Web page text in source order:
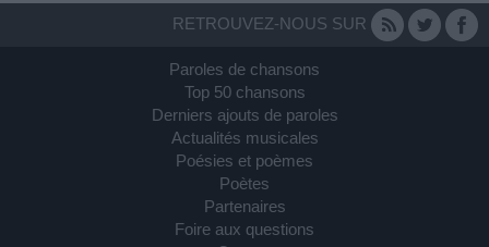
RETROUVEZ-NOUS SUR
Paroles de chansons
Top 50 chansons
Derniers ajouts de paroles
Actualités musicales
Poésies et poèmes
Poètes
Partenaires
Foire aux questions